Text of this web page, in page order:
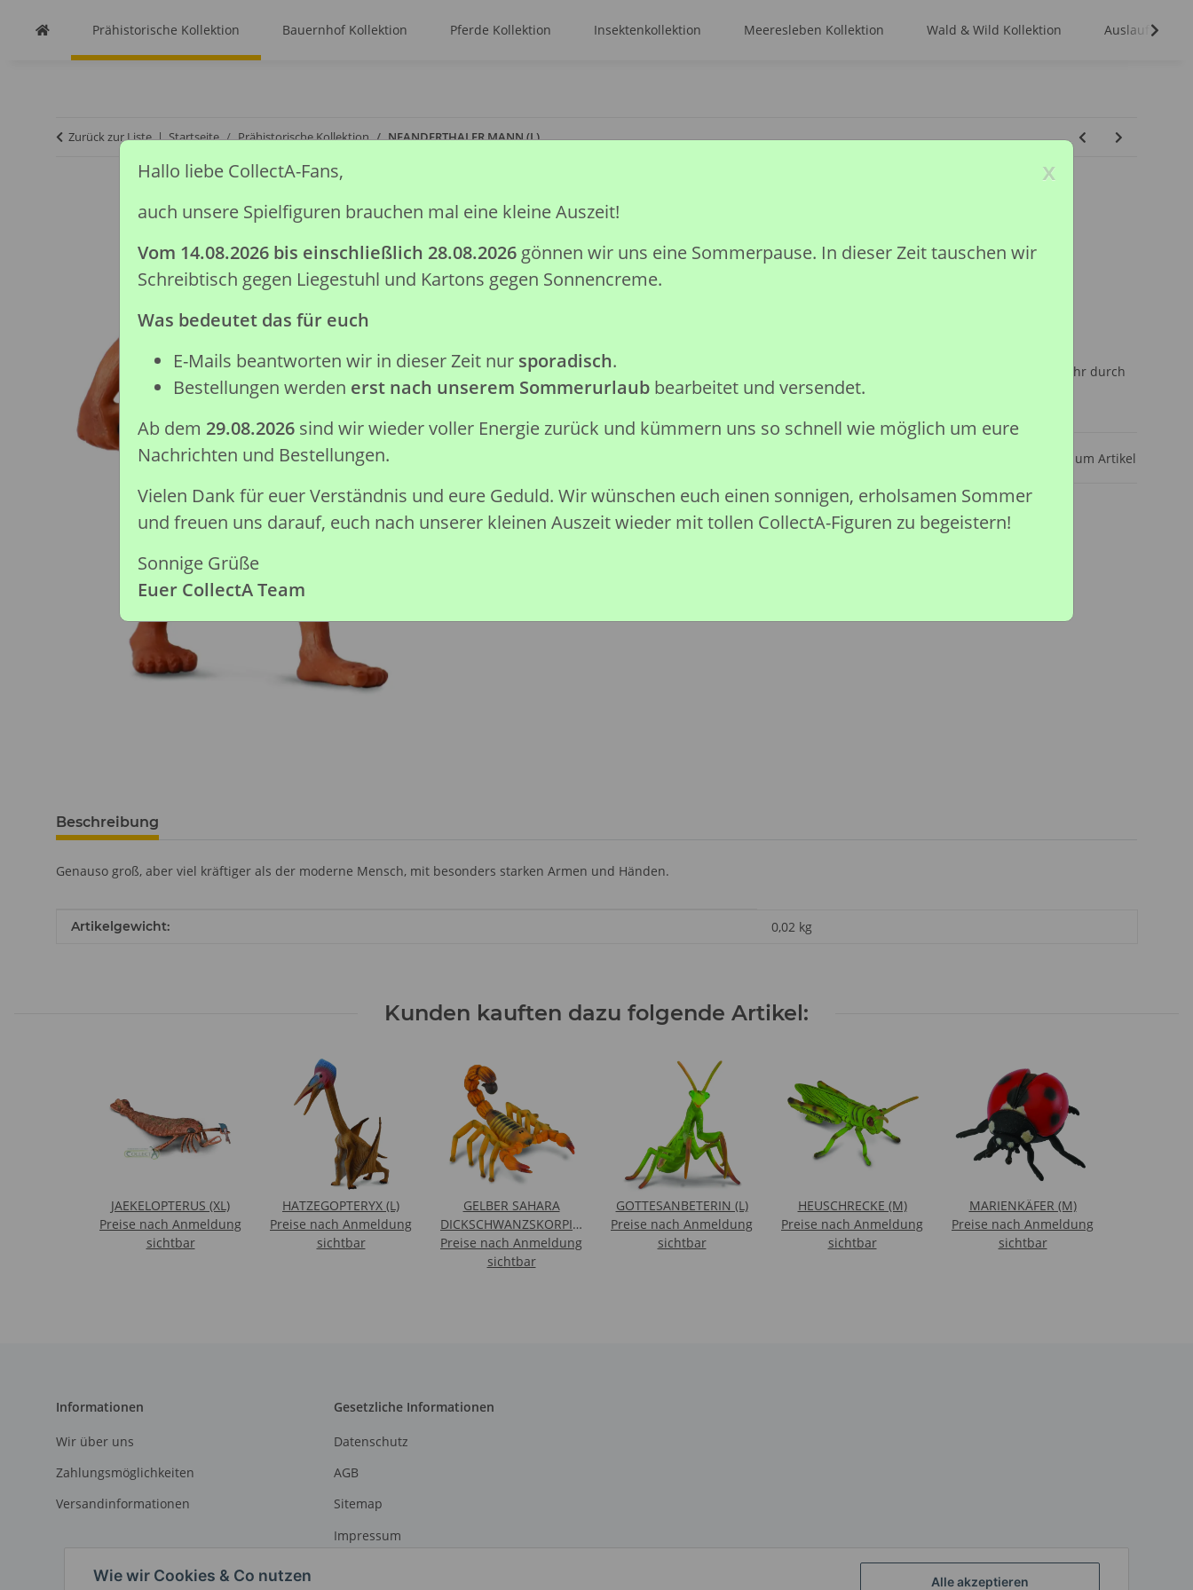
Alle akzeptieren
Wie wir Cookies & Co nutzen
Prähistorische Kollektion Bauernhof Kollektion Pferde Kollektion Insektenkollektion Meeresleben Kollektion Wald & Wild Kollektion
Zurück zur Liste Startseite Prähistorische Kollektion NEANDERTHALER MANN (L)
NEANDERTHALER MANN (L)
GTIN: 4892900885261
Achtung: Nicht geeignet für Kinder unter 36 Monaten, wegen Erstickungsgefahr durch
verschluckbare Kleinteile.
Preise nach Anmeldung sichtbar
Frage zum Artikel
Beschreibung
Genauso groß, aber viel kräftiger als der moderne Mensch, mit besonders starken Armen und Händen.
Produkteigenschaft
Wert
Artikelgewicht: 0,02 kg
Kunden kauften dazu folgende Artikel:
JAEKELOPTERUS (XL)
Preise nach Anmeldung
sichtbar
HATZEGOPTERYX (L)
Preise nach Anmeldung
sichtbar
GELBER SAHARA
DICKSCHWANZSKORPION
(M)
Preise nach Anmeldung
sichtbar
GOTTESANBETERIN (L)
Preise nach Anmeldung
sichtbar
HEUSCHRECKE (M)
Preise nach Anmeldung
sichtbar
MARIENKÄFER (M)
Preise nach Anmeldung
sichtbar
Informationen
Wir über uns
Zahlungsmöglichkeiten
Versandinformationen
Gesetzliche Informationen
Datenschutz
AGB
Sitemap
Impressum
x
Hallo liebe CollectA-Fans,
auch unsere Spielfiguren brauchen mal eine kleine Auszeit!
Vom 14.08.2026 bis einschließlich 28.08.2026 gönnen wir uns eine Sommerpause. In dieser Zeit tauschen wir
Schreibtisch gegen Liegestuhl und Kartons gegen Sonnencreme.
Was bedeutet das für euch
E-Mails beantworten wir in dieser Zeit nur sporadisch.
Bestellungen werden erst nach unserem Sommerurlaub bearbeitet und versendet.
Ab dem 29.08.2026 sind wir wieder voller Energie zurück und kümmern uns so schnell wie möglich um eure
Nachrichten und Bestellungen.
Vielen Dank für euer Verständnis und eure Geduld. Wir wünschen euch einen sonnigen, erholsamen Sommer
und freuen uns darauf, euch nach unserer kleinen Auszeit wieder mit tollen CollectA-Figuren zu begeistern!
Sonnige Grüße
Euer CollectA Team